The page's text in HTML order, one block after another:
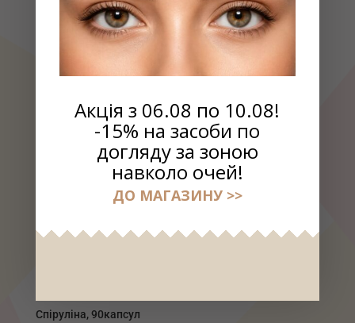
Спіруліна, 90капсул
Акція з 06.08 по 10.08!
-15% на засоби по
догляду за зоною
навколо очей!
ДО МАГАЗИНУ >>